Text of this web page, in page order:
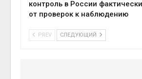
контроль в России
от проверок к наблюдению
PREV СЛЕДУЮЩИЙ